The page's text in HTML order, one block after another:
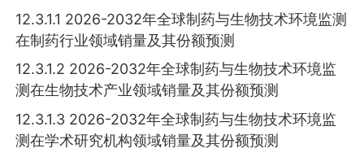
12.3.1.1 2026-2032年全球制药与生物技术环境监测
在制药行业领域销量及其份额预测
12.3.1.2 2026-2032年全球制药与生物技术环境监
测在生物技术产业领域销量及其份额预测
12.3.1.3 2026-2032年全球制药与生物技术环境监
测在学术研究机构领域销量及其份额预测